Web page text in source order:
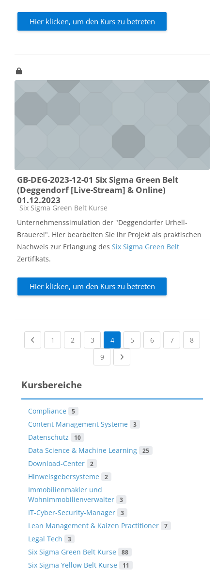
Hier klicken, um den Kurs zu betreten
GB-DEG-2023-12-01 Six Sigma Green Belt
(Deggendorf [Live-Stream] & Online)
01.12.2023
Kursbereich
Six Sigma Green Belt Kurse
Unternehmenssimulation der "Deggendorfer Urhell-
Brauerei". Hier bearbeiten Sie ihr Projekt als praktischen
Nachweis zur Erlangung des Six Sigma Green Belt
Zertifikats.
Hier klicken, um den Kurs zu betreten
Previous page
1 (current)
2(current)
3(current)
4 5(current)
6(current)
7(current)
8
9(current)
Kursbereiche
Compliance 5
Content Management Systeme 3
Datenschutz 10
Data Science & Machine Learning 25
Download-Center 2
Hinweisgebersysteme 2
Immobilienmakler und
Wohnimmobilienverwalter
3
IT-Cyber-Security-Manager 3
Lean Management & Kaizen Practitioner 7
Legal Tech 3
Six Sigma Green Belt Kurse 88
Six Sigma Yellow Belt Kurse 11